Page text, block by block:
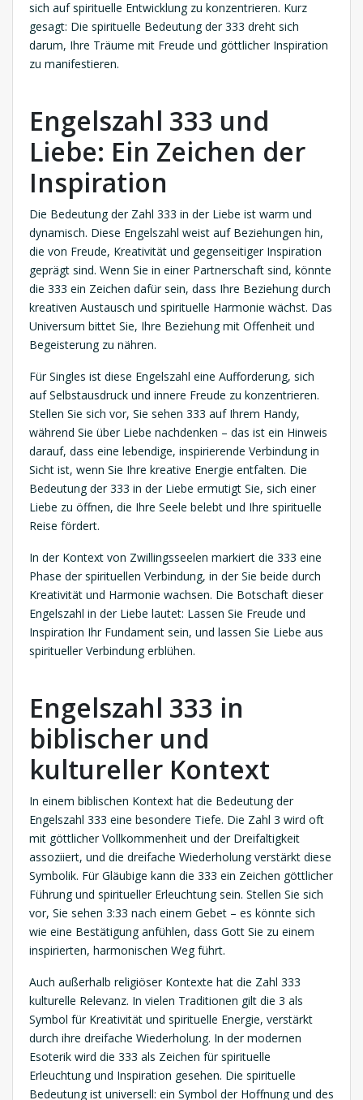
sich auf spirituelle Entwicklung zu konzentrieren. Kurz
gesagt: Die spirituelle Bedeutung der 333 dreht sich
darum, Ihre Träume mit Freude und göttlicher Inspiration
zu manifestieren.
Engelszahl 333 und
Liebe: Ein Zeichen der
Inspiration
Die Bedeutung der Zahl 333 in der Liebe ist warm und
dynamisch. Diese Engelszahl weist auf Beziehungen hin,
die von Freude, Kreativität und gegenseitiger Inspiration
geprägt sind. Wenn Sie in einer Partnerschaft sind, könnte
die 333 ein Zeichen dafür sein, dass Ihre Beziehung durch
kreativen Austausch und spirituelle Harmonie wächst. Das
Universum bittet Sie, Ihre Beziehung mit Offenheit und
Begeisterung zu nähren.
Für Singles ist diese Engelszahl eine Aufforderung, sich
auf Selbstausdruck und innere Freude zu konzentrieren.
Stellen Sie sich vor, Sie sehen 333 auf Ihrem Handy,
während Sie über Liebe nachdenken – das ist ein Hinweis
darauf, dass eine lebendige, inspirierende Verbindung in
Sicht ist, wenn Sie Ihre kreative Energie entfalten. Die
Bedeutung der 333 in der Liebe ermutigt Sie, sich einer
Liebe zu öffnen, die Ihre Seele belebt und Ihre spirituelle
Reise fördert.
In der Kontext von Zwillingsseelen markiert die 333 eine
Phase der spirituellen Verbindung, in der Sie beide durch
Kreativität und Harmonie wachsen. Die Botschaft dieser
Engelszahl in der Liebe lautet: Lassen Sie Freude und
Inspiration Ihr Fundament sein, und lassen Sie Liebe aus
spiritueller Verbindung erblühen.
Engelszahl 333 in
biblischer und
kultureller Kontext
In einem biblischen Kontext hat die Bedeutung der
Engelszahl 333 eine besondere Tiefe. Die Zahl 3 wird oft
mit göttlicher Vollkommenheit und der Dreifaltigkeit
assoziiert, und die dreifache Wiederholung verstärkt diese
Symbolik. Für Gläubige kann die 333 ein Zeichen göttlicher
Führung und spiritueller Erleuchtung sein. Stellen Sie sich
vor, Sie sehen 3:33 nach einem Gebet – es könnte sich
wie eine Bestätigung anfühlen, dass Gott Sie zu einem
inspirierten, harmonischen Weg führt.
Auch außerhalb religiöser Kontexte hat die Zahl 333
kulturelle Relevanz. In vielen Traditionen gilt die 3 als
Symbol für Kreativität und spirituelle Energie, verstärkt
durch ihre dreifache Wiederholung. In der modernen
Esoterik wird die 333 als Zeichen für spirituelle
Erleuchtung und Inspiration gesehen. Die spirituelle
Bedeutung ist universell: ein Symbol der Hoffnung und des